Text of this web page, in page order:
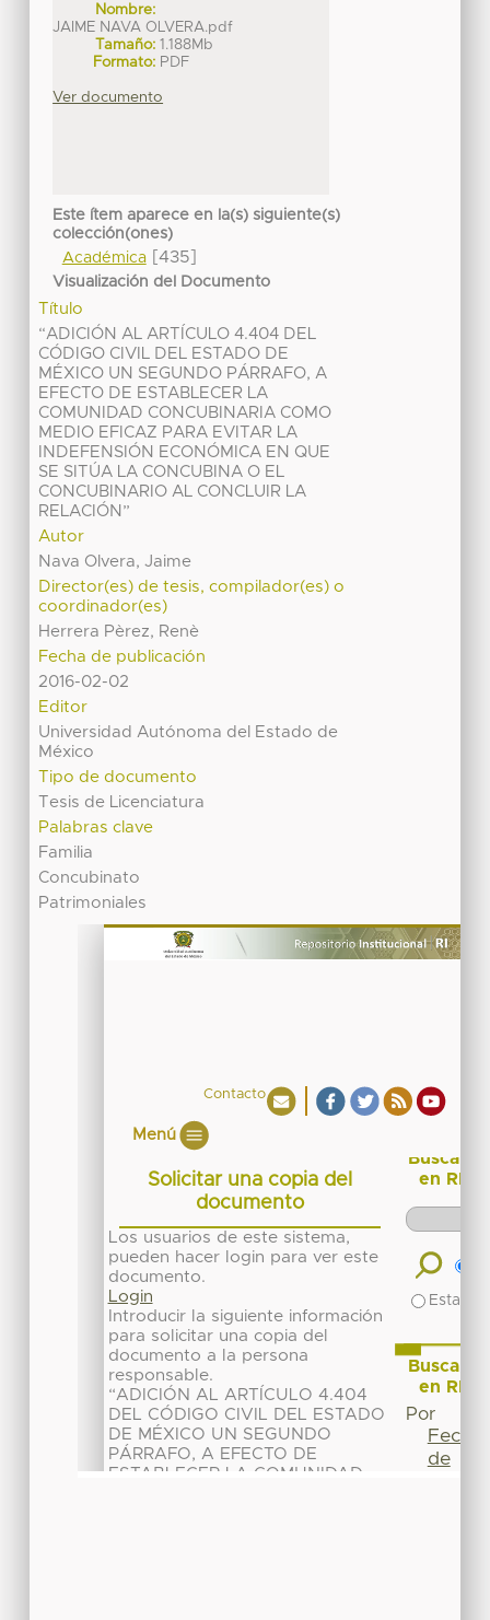
Nombre:
JAIME NAVA OLVERA.pdf
Tamaño: 1.188Mb
Formato: PDF
Ver documento
Este ítem aparece en la(s) siguiente(s)
colección(ones)
Académica[435]
Visualización del Documento
Título
“ADICIÓN AL ARTÍCULO 4.404 DEL
CÓDIGO CIVIL DEL ESTADO DE
MÉXICO UN SEGUNDO PÁRRAFO, A
EFECTO DE ESTABLECER LA
COMUNIDAD CONCUBINARIA COMO
MEDIO EFICAZ PARA EVITAR LA
INDEFENSIÓN ECONÓMICA EN QUE
SE SITÚA LA CONCUBINA O EL
CONCUBINARIO AL CONCLUIR LA
RELACIÓN”
Autor
Nava Olvera, Jaime
Director(es) de tesis, compilador(es) o
coordinador(es)
Herrera Pèrez, Renè
Fecha de publicación
2016-02-02
Editor
Universidad Autónoma del Estado de
México
Tipo de documento
Tesis de Licenciatura
Palabras clave
Familia
Concubinato
Patrimoniales